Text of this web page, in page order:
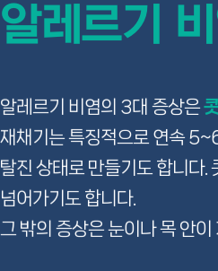
알레르기
알레르기 비염의 3대 증상은
재채기는 특징적으로 연속
탈진 상태로 만들기도 합니다.
넘어가기도 합니다.
그 밖의 증상은 눈이나 목 안